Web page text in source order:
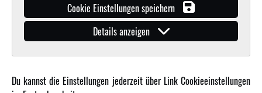
© Copyright 2019 - 2026 Amewi Trade GmbH - Alle Rechte vorbehalten |Impressum| Der
Cookie Einstellungen speichern
Details anzeigen
Du kannst die Einstellungen jederzeit über Link Cookieeinstellungen